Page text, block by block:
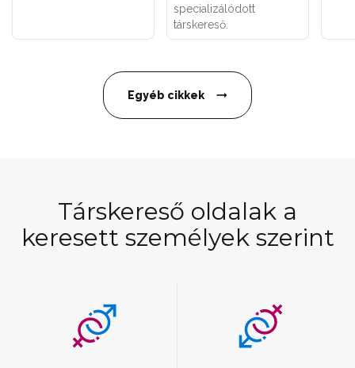
specializálódott
társkereső.
Egyéb cikkek
Társkereső oldalak a
keresett személyek szerint